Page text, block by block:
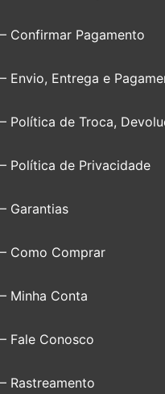
– Confirmar Pagamento
– Envio, Entrega e
– Política de Troca,
– Política de Privacidade
– Garantias
– Como Comprar
– Minha Conta
– Fale Conosco
– Rastreamento